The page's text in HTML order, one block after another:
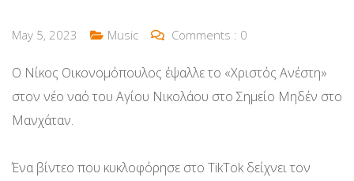
May 5, 2023 Music Comments : 0
Ο Νίκος Οικονομόπουλος έψαλλε το «Χριστός Ανέστη»
στον νέο ναό του Αγίου Νικολάου στο Σημείο Μηδέν στο
Μανχάταν.
Ένα βίντεο που κυκλοφόρησε στο TikTok δείχνει τον